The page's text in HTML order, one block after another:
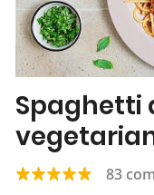
Spaghetti
83